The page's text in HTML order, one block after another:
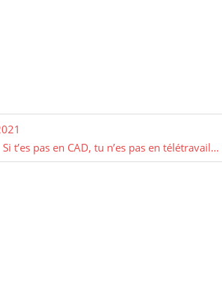
Next
Post:
Si t’es pas en CAD, tu n’es pas en télétravail…